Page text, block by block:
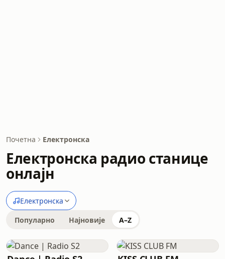
Почетна Електронска
Електронска радио станице
онлајн
Електронска
Популарно Најновије A–Z